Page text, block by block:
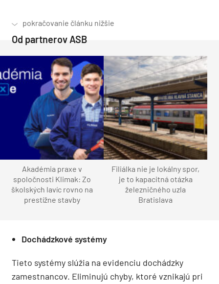
Od partnerov ASB
Akadémia praxe v
spoločnosti Klimak: Zo
školských lavíc rovno na
prestížne stavby
Filiálka nie je lokálny spor,
je to kapacitná otázka
železničného uzla
Bratislava
Dochádzkové systémy
Tieto systémy slúžia na evidenciu dochádzky
zamestnancov. Eliminujú chyby, ktoré vznikajú pri